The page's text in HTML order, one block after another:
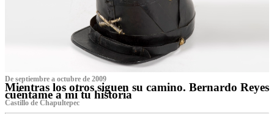
De septiembre a octubre de 2009
Mientras los otros siguen su camino. Bernardo Reyes
cuéntame a mí tu historia
Castillo de Chapultepec